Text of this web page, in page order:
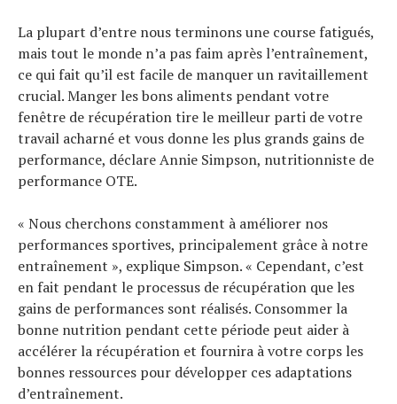
La plupart d’entre nous terminons une course fatigués,
mais tout le monde n’a pas faim après l’entraînement,
ce qui fait qu’il est facile de manquer un ravitaillement
crucial. Manger les bons aliments pendant votre
fenêtre de récupération tire le meilleur parti de votre
travail acharné et vous donne les plus grands gains de
performance, déclare Annie Simpson, nutritionniste de
performance OTE.
« Nous cherchons constamment à améliorer nos
performances sportives, principalement grâce à notre
entraînement », explique Simpson. « Cependant, c’est
en fait pendant le processus de récupération que les
gains de performances sont réalisés. Consommer la
bonne nutrition pendant cette période peut aider à
accélérer la récupération et fournira à votre corps les
bonnes ressources pour développer ces adaptations
d’entraînement.
Actualités
Technologies
Tests de produits
Conseils